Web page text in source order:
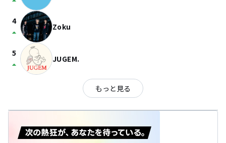
4
arrow_drop_up Zoku
5
arrow_drop_up JUGEM.
もっと見る